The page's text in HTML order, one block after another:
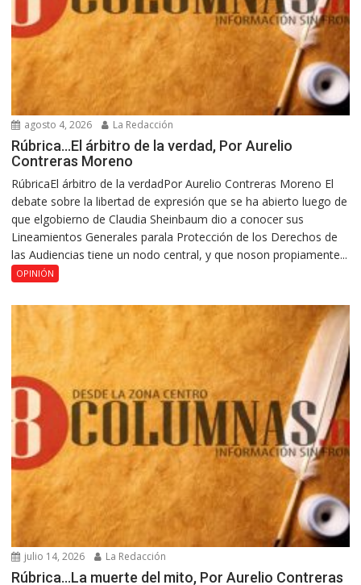
agosto 4, 2026 La Redacción
Rúbrica…El árbitro de la verdad, Por Aurelio
Contreras Moreno
RúbricaEl árbitro de la verdadPor Aurelio Contreras Moreno El
debate sobre la libertad de expresión que se ha abierto luego de
que elgobierno de Claudia Sheinbaum dio a conocer sus
Lineamientos Generales parala Protección de los Derechos de
las Audiencias tiene un nodo central, y que noson propiamente...
OPINIÓN
julio 14, 2026 La Redacción
Rúbrica…La muerte del mito, Por Aurelio Contreras